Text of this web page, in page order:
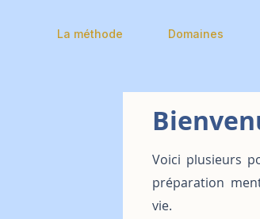
La méthode Domaines
Voici plusieurs
préparation
vie.